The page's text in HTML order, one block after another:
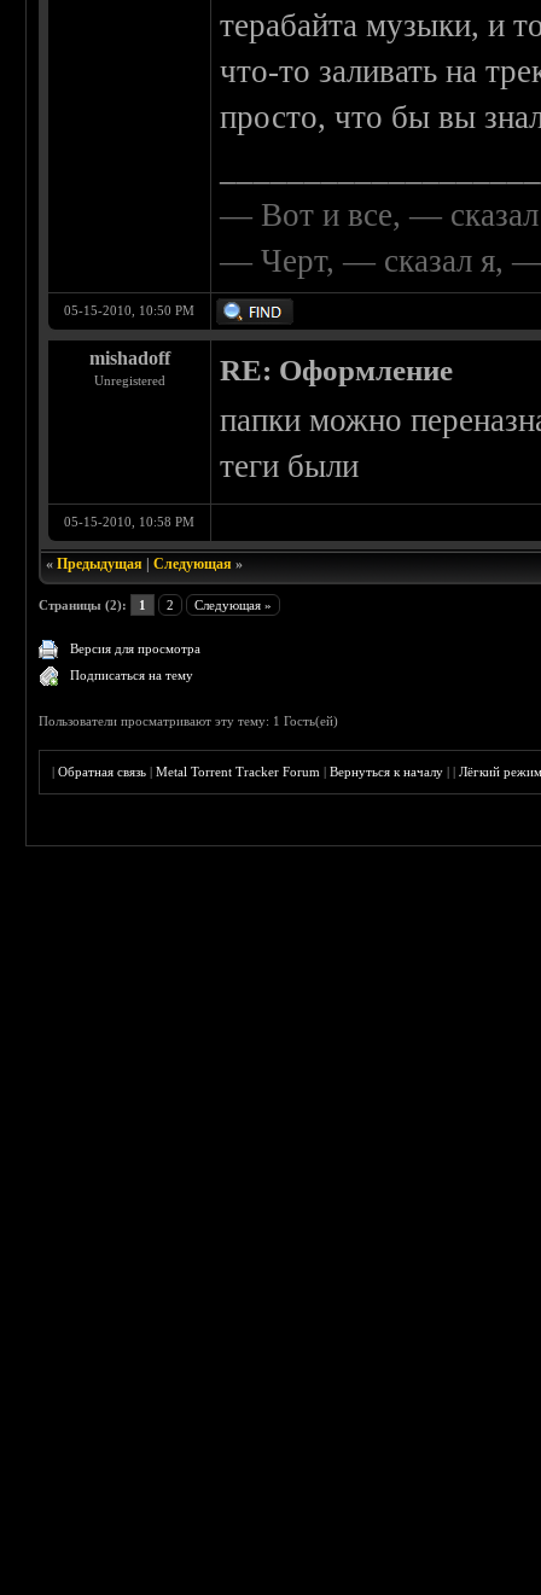
терабайта музыки, и
что-то заливать на
просто, что бы вы
— Вот и все, —
— Черт, — сказал я, —
05-15-2010, 10:50 PM
mishadoff
Unregistered RE: Оформление
папки можно
теги были
05-15-2010, 10:58 PM
«Предыдущая |Следующая »
Страницы (2): 1 2 Следующая »
Версия для просмотра
Подписаться на тему
Пользователи просматривают эту тему: 1 Гость(ей)
|Обратная связь |Metal Torrent Tracker Forum |Вернуться к началу ||Лёгкий